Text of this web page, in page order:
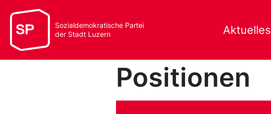
Sozialdemokratische Partei
der Stadt Luzern
Aktuelles
Positionen